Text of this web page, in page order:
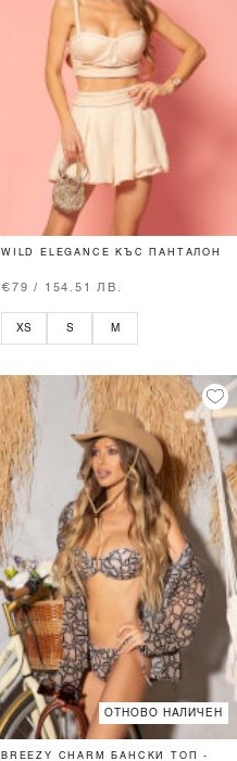
WILD ELEGANCE КЪС ПАНТАЛОН
€79 / 154.51 ЛВ.
XS S M
ОТНОВО НАЛИЧЕН
BREEZY CHARM БАНСКИ ТОП -